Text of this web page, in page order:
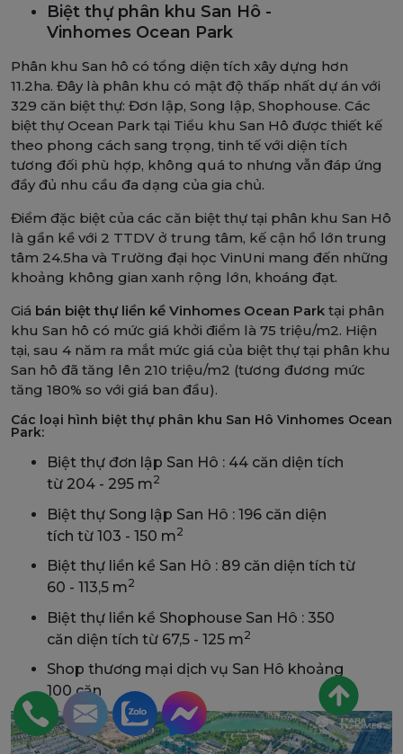
Biệt thự phân khu San Hô -
Vinhomes Ocean Park
Phân khu San hô có tổng diện tích xây dựng hơn
11.2ha. Đây là phân khu có mật độ thấp nhất dự án với
329 căn biệt thự: Đơn lập, Song lập, Shophouse. Các
biệt thự Ocean Park tại Tiểu khu San Hô được thiết kế
theo phong cách sang trọng, tinh tế với diện tích
tương đối phù hợp, không quá to nhưng vẫn đáp ứng
đầy đủ nhu cầu đa dạng của gia chủ.
Điểm đặc biệt của các căn biệt thự tại phân khu San Hô
là gần kề với 2 TTDV ở trung tâm, kế cận hồ lớn trung
tâm 24.5ha và Trường đại học VinUni mang đến những
khoảng không gian xanh rộng lớn, khoáng đạt.
Giá bán biệt thự liền kề Vinhomes Ocean Park tại phân
khu San hô có mức giá khởi điểm là 75 triệu/m2. Hiện
tại, sau 4 năm ra mắt mức giá của biệt thự tại phân khu
San hô đã tăng lên 210 triệu/m2 (tương đương mức
tăng 180% so với giá ban đầu).
Các loại hình biệt thự phân khu San Hô Vinhomes Ocean
Park:
Biệt thự đơn lập San Hô : 44 căn diện tích
từ 204 - 295 m2
Biệt thự Song lập San Hô : 196 căn diện
tích từ 103 - 150 m2
Biệt thự liền kề San Hô : 89 căn diện tích từ
60 - 113,5 m2
Biệt thự liền kề Shophouse San Hô : 350
căn diện tích từ 67,5 - 125 m2
Shop thương mại dịch vụ San Hô khoảng
100 căn